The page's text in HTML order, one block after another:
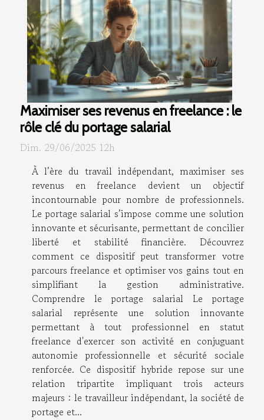
Maximiser ses revenus en freelance : le
rôle clé du portage salarial
Dim. 29/06/2025 12h
À l’ère du travail indépendant, maximiser ses
revenus en freelance devient un objectif
incontournable pour nombre de professionnels.
Le portage salarial s’impose comme une solution
innovante et sécurisante, permettant de concilier
liberté et stabilité financière. Découvrez
comment ce dispositif peut transformer votre
parcours freelance et optimiser vos gains tout en
simplifiant la gestion administrative.
Comprendre le portage salarial Le portage
salarial représente une solution innovante
permettant à tout professionnel en statut
freelance d'exercer son activité en conjuguant
autonomie professionnelle et sécurité sociale
renforcée. Ce dispositif hybride repose sur une
relation tripartite impliquant trois acteurs
majeurs : le travailleur indépendant, la société de
portage et...